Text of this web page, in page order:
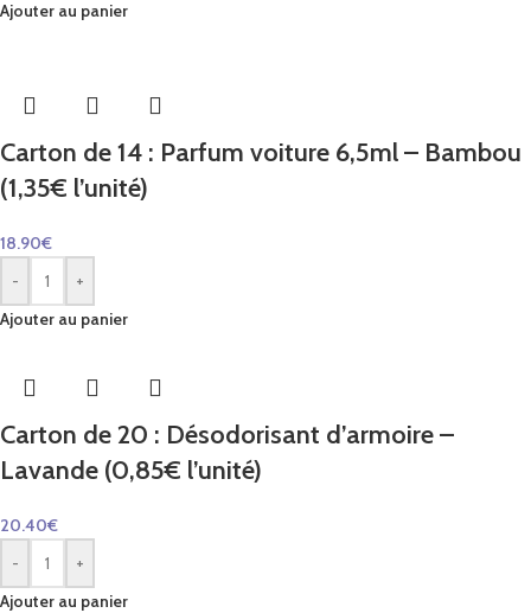
Ajouter au panier
Carton de 14 : Parfum voiture 6,5ml – Bambou
(1,35€ l’unité)
18.90€
-
+
Ajouter au panier
Carton de 20 : Désodorisant d’armoire –
Lavande (0,85€ l’unité)
20.40€
-
+
Ajouter au panier